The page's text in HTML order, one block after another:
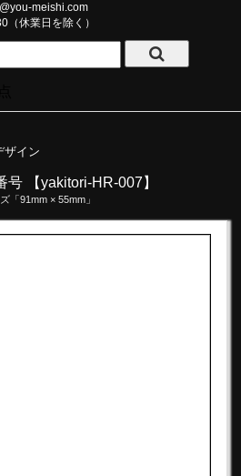
meishi.com
（休業日を除く）
ザイン
号 【yakitori-HR-007】
「91mm × 55mm」